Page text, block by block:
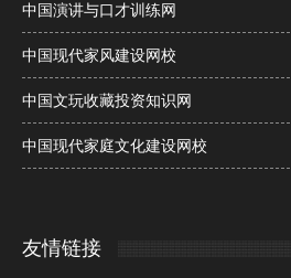
中国演讲与口才训练网
中国现代家风建设网校
中国文玩收藏投资知识网
中国现代家庭文化建设网校
友情链接